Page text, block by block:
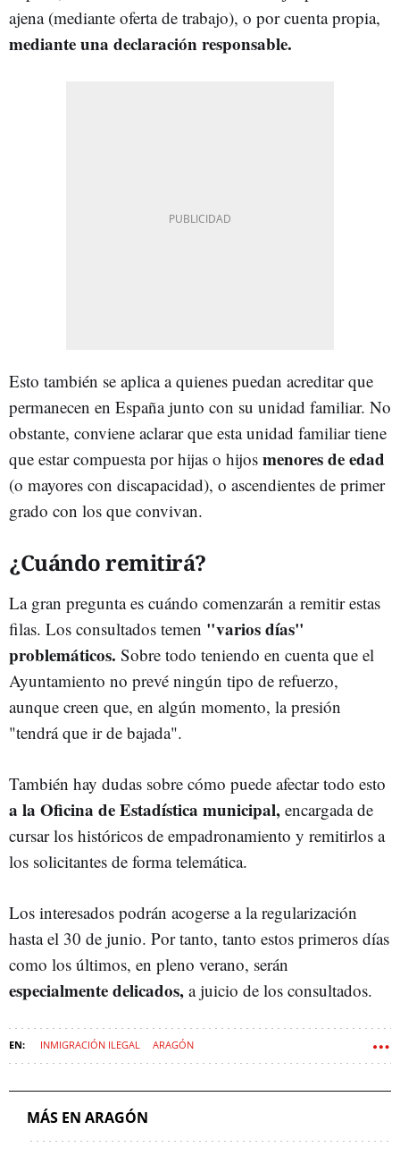
ajena (mediante oferta de trabajo), o por cuenta propia,
mediante una declaración responsable.
Esto también se aplica a quienes puedan acreditar que
permanecen en España junto con su unidad familiar. No
obstante, conviene aclarar que esta unidad familiar tiene
que estar compuesta por hijas o hijos menores de edad
(o mayores con discapacidad), o ascendientes de primer
grado con los que convivan.
¿Cuándo remitirá?
La gran pregunta es cuándo comenzarán a remitir estas
filas. Los consultados temen "varios días"
problemáticos. Sobre todo teniendo en cuenta que el
Ayuntamiento no prevé ningún tipo de refuerzo,
aunque creen que, en algún momento, la presión
"tendrá que ir de bajada".
También hay dudas sobre cómo puede afectar todo esto
a la Oficina de Estadística municipal, encargada de
cursar los históricos de empadronamiento y remitirlos a
los solicitantes de forma telemática.
Los interesados podrán acogerse a la regularización
hasta el 30 de junio. Por tanto, tanto estos primeros días
como los últimos, en pleno verano, serán
especialmente delicados, a juicio de los consultados.
INMIGRACIÓN ILEGAL ARAGÓN
MÁS EN ARAGÓN